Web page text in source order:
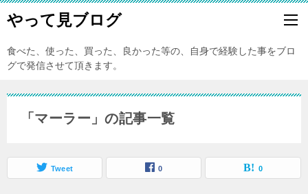
やって見ブログ
食べた、使った、買った、良かった等の、自身で経験した事をブロ
グで発信させて頂きます。
「マーラー」の記事一覧
Tweet 0 0